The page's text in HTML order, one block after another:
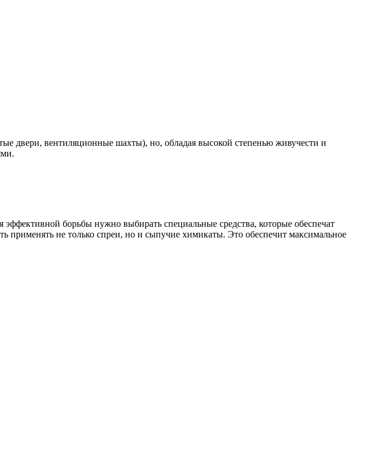
двери, вентиляционные шахты), но, обладая высокой степенью живучести и
борьбы нужно выбирать специальные средства, которые обеспечат
применять не только спреи, но и сыпучие химикаты. Это обеспечит максимальное